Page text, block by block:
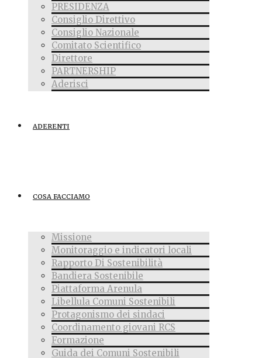
PRESIDENZA
Consiglio Direttivo
Consiglio Nazionale
Comitato Scientifico
Direttore
PARTNERSHIP
Aderisci
ADERENTI
COSA FACCIAMO
Missione
Monitoraggio e indicatori locali
Rapporto Di Sostenibilità
Bandiera Sostenibile
Piattaforma Arenula
Libellula Comuni Sostenibili
Protagonismo dei sindaci
Coordinamento giovani RCS
Formazione
Guida dei Comuni Sostenibili